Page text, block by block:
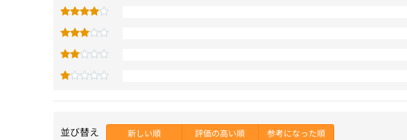
並び替え 新しい順 評価の高い順 参考になった順